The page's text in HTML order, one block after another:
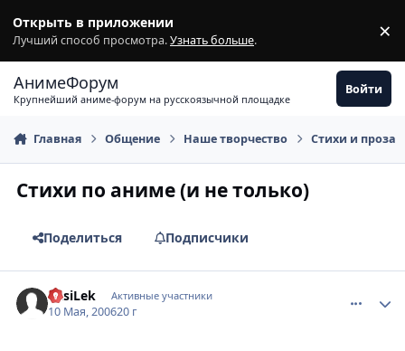
Открыть в приложении
Лучший способ просмотра.Узнать больше. ×
АнимеФорум
Крупнейший аниме-форум на русскоязычной площадке
Войти
Главная Общение Наше творчество Стихи и проза
Стихи по аниме (и не только)
Поделиться Подписчики
VasiLek Активные участники
10 Мая, 200620 г